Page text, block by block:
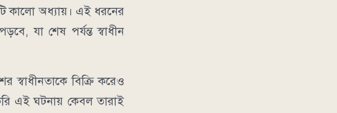
কালো অধ্যায়। এই ধরনের
যা শেষ পর্যন্ত স্বাধীন
স্বাধীনতাকে বিক্রি করেও
এই ঘটনায় কেবল তারাই